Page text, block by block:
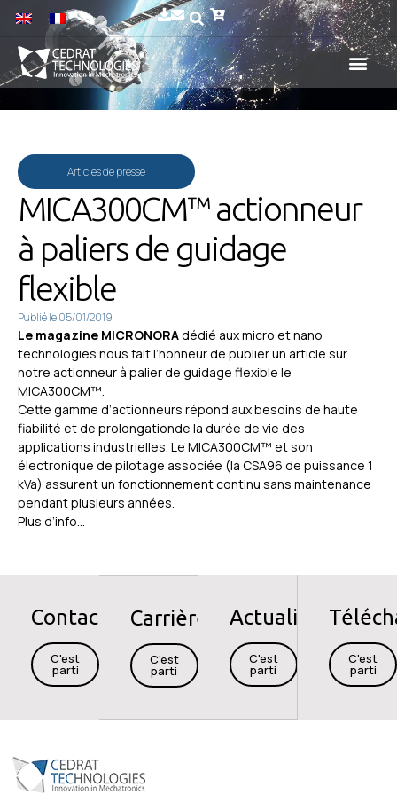
Articles de presse
MICA300CM™ actionneur
à paliers de guidage
flexible
Publié le05/01/2019
Le magazine MICRONORAdédié aux micro et nano
technologies nous fait l’honneur de publier un article sur
notre actionneur à palier de guidage flexible le
MICA300CM™.
Cette gamme d’actionneurs répond aux besoins de haute
fiabilité et de prolongationde la durée de vie des
applications industrielles. Le MICA300CM™ et son
électronique de pilotage associée (la CSA96 de puissance 1
kVa) assurent un fonctionnement continu sans maintenance
pendant plusieurs années.
Plus d’info…
Contact
C'est
parti
Carrières
C'est
parti
Actualités
C'est
parti
C'est
parti